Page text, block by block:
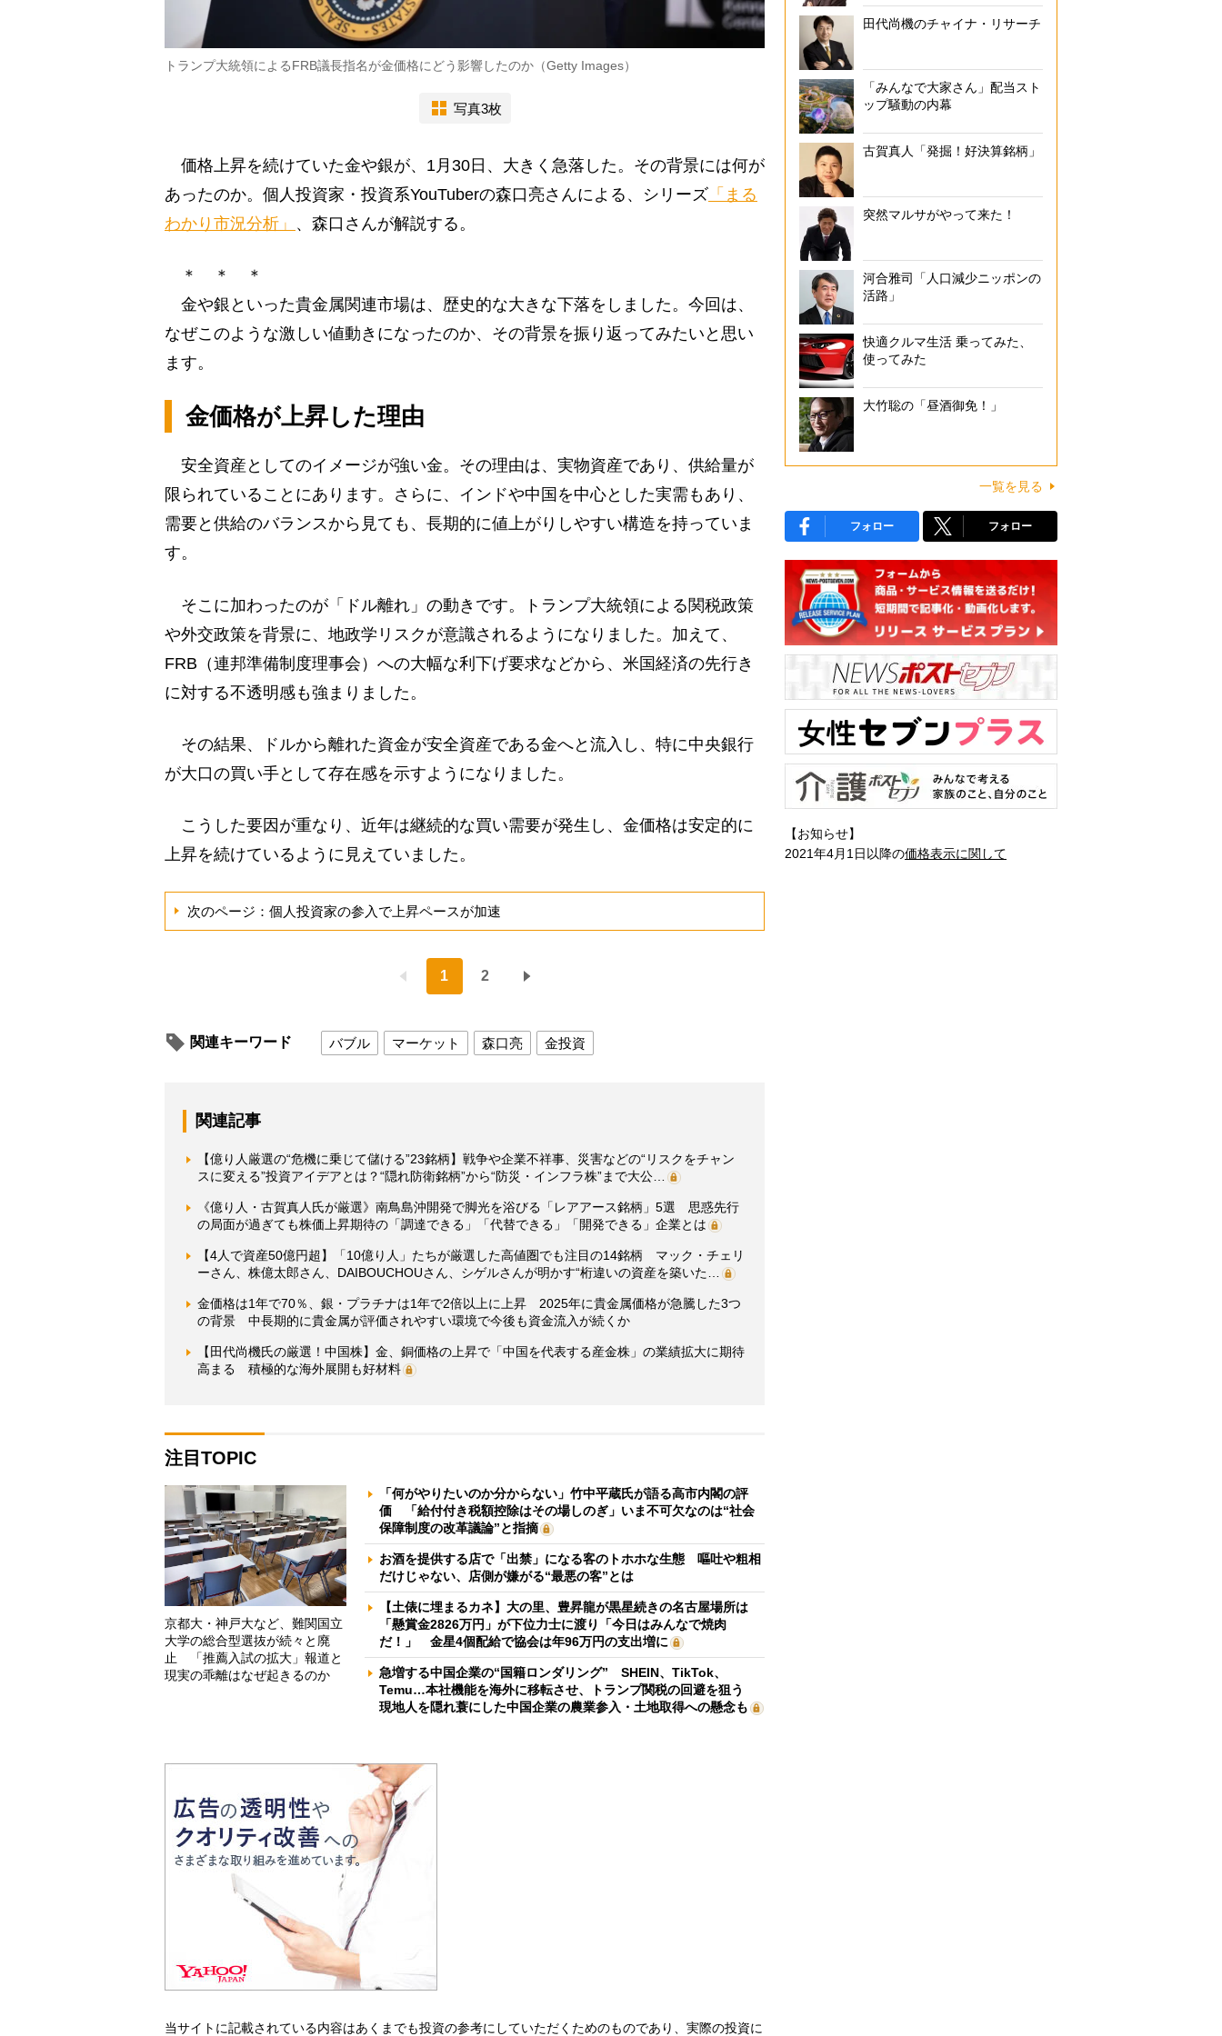
トランプ大統領によるFRB議長指名が金価格にどう影響したのか（Getty Images）
写真3枚
価格上昇を続けていた金や銀が、1月30日、大きく急落した。その背景には何が
あったのか。個人投資家・投資系YouTuberの森口亮さんによる、シリーズ 「まる
わかり市況分析」 、森口さんが解説する。
＊ ＊ ＊
金や銀といった貴金属関連市場は、歴史的な大きな下落をしました。今回は、
なぜこのような激しい値動きになったのか、その背景を振り返ってみたいと思い
ます。
金価格が上昇した理由
安全資産としてのイメージが強い金。その理由は、実物資産であり、供給量が
限られていることにあります。さらに、インドや中国を中心とした実需もあり、
需要と供給のバランスから見ても、長期的に値上がりしやすい構造を持っていま
す。
そこに加わったのが「ドル離れ」の動きです。トランプ大統領による関税政策
や外交政策を背景に、地政学リスクが意識されるようになりました。加えて、
FRB（連邦準備制度理事会）への大幅な利下げ要求などから、米国経済の先行き
に対する不透明感も強まりました。
その結果、ドルから離れた資金が安全資産である金へと流入し、特に中央銀行
が大口の買い手として存在感を示すようになりました。
こうした要因が重なり、近年は継続的な買い需要が発生し、金価格は安定的に
上昇を続けているように見えていました。
次のページ：個人投資家の参入で上昇ペースが加速
1 2
関連キーワード バブル マーケット 森口亮 金投資
関連記事
【億り人厳選の“危機に乗じて儲ける”23銘柄】戦争や企業不祥事、災害などの“リスクをチャン
スに変える”投資アイデアとは？“隠れ防衛銘柄”から“防災・インフラ株”まで大公…
《億り人・古賀真人氏が厳選》南鳥島沖開発で脚光を浴びる「レアアース銘柄」5選 思惑先行
の局面が過ぎても株価上昇期待の「調達できる」「代替できる」「開発できる」企業とは
【4人で資産50億円超】「10億り人」たちが厳選した高値圏でも注目の14銘柄 マック・チェリ
ーさん、株億太郎さん、DAIBOUCHOUさん、シゲルさんが明かす“桁違いの資産を築いた…
金価格は1年で70％、銀・プラチナは1年で2倍以上に上昇 2025年に貴金属価格が急騰した3つ
の背景 中長期的に貴金属が評価されやすい環境で今後も資金流入が続くか
【田代尚機氏の厳選！中国株】金、銅価格の上昇で「中国を代表する産金株」の業績拡大に期待
高まる 積極的な海外展開も好材料
注目TOPIC
京都大・神戸大など、難関国立
大学の総合型選抜が続々と廃
止 「推薦入試の拡大」報道と
現実の乖離はなぜ起きるのか
「何がやりたいのか分からない」竹中平蔵氏が語る高市内閣の評
価 「給付付き税額控除はその場しのぎ」いま不可欠なのは“社会
保障制度の改革議論”と指摘
お酒を提供する店で「出禁」になる客のトホホな生態 嘔吐や粗相
だけじゃない、店側が嫌がる“最悪の客”とは
【土俵に埋まるカネ】大の里、豊昇龍が黒星続きの名古屋場所は
「懸賞金2826万円」が下位力士に渡り「今日はみんなで焼肉
だ！」 金星4個配給で協会は年96万円の支出増に
急増する中国企業の“国籍ロンダリング” SHEIN、TikTok、
Temu…本社機能を海外に移転させ、トランプ関税の回避を狙う
現地人を隠れ蓑にした中国企業の農業参入・土地取得への懸念も
当サイトに記載されている内容はあくまでも投資の参考にしていただくためのものであり、実際の投資に
田代尚機のチャイナ・リサーチ
「みんなで大家さん」配当スト
ップ騒動の内幕
古賀真人「発掘！好決算銘柄」
突然マルサがやって来た！
河合雅司「人口減少ニッポンの
活路」
快適クルマ生活 乗ってみた、
使ってみた
大竹聡の「昼酒御免！」
一覧を見る
フォロー フォロー
【お知らせ】
2021年4月1日以降の価格表示に関して